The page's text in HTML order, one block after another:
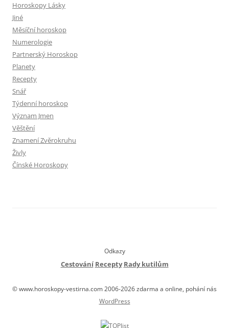
Horoskopy Lásky
Jiné
Měsíční horoskop
Numerologie
Partnerský Horoskop
Planety
Recepty
Snář
Týdenní horoskop
Význam Jmen
Věštění
Znamení Zvěrokruhu
Živly
Čínské Horoskopy
Odkazy
Cestování Recepty Rady kutilům
© www.horoskopy-vestirna.com 2006-2026 zdarma a online, pohání nás
WordPress